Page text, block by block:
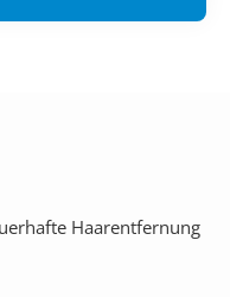
Haarentfernung